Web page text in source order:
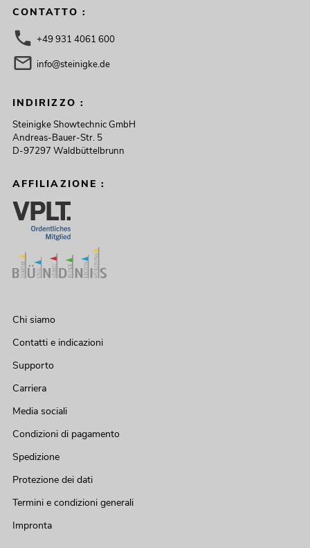
CONTATTO :
+49 931 4061 600
info@steinigke.de
INDIRIZZO :
Steinigke Showtechnic GmbH
Andreas-Bauer-Str. 5
D-97297 Waldbüttelbrunn
AFFILIAZIONE :
Chi siamo
Contatti e indicazioni
Supporto
Carriera
Media sociali
Condizioni di pagamento
Spedizione
Protezione dei dati
Termini e condizioni generali
Impronta